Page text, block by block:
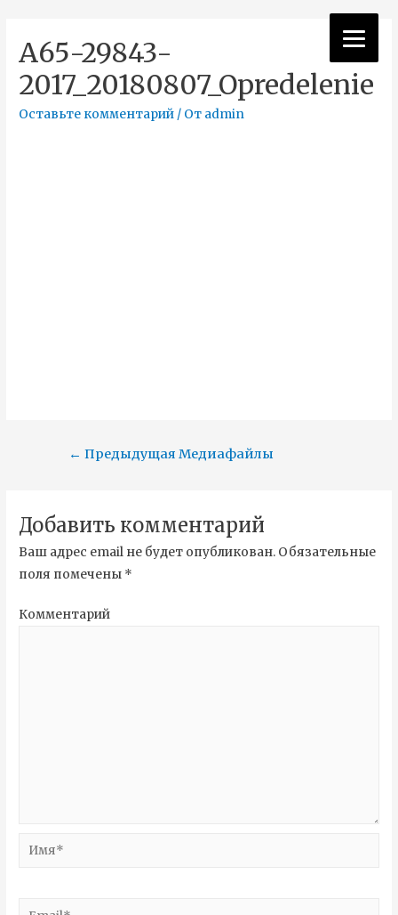
A65-29843-
2017_20180807_Opredelenie
Оставьте комментарий / От admin
← Предыдущая Медиафайлы
Добавить комментарий
Ваш адрес email не будет опубликован. Обязательные
поля помечены *
Комментарий